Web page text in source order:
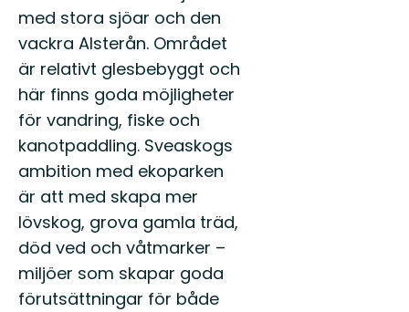
med stora sjöar och den
vackra Alsterån. Området
är relativt glesbebyggt och
här finns goda möjligheter
för vandring, fiske och
kanotpaddling. Sveaskogs
ambition med ekoparken
är att med skapa mer
lövskog, grova gamla träd,
död ved och våtmarker –
miljöer som skapar goda
förutsättningar för både